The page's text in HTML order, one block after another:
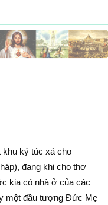
khu ký túc xá cho
đang khi cho thợ
kia có nhà ở của các
một đầu tượng Ðức Mẹ